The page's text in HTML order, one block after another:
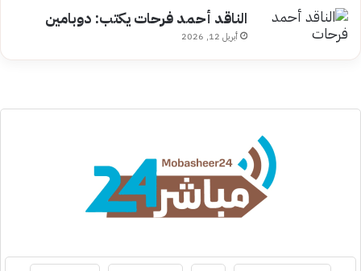
الناقد أحمد فرحات يكتب: دوبامين
أبريل 12, 2026